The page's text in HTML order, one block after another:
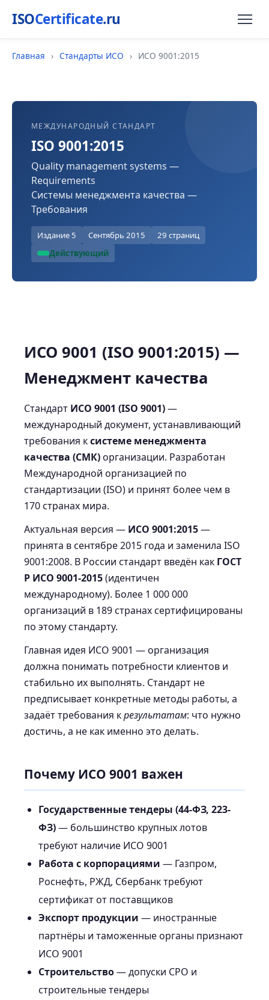
ISOCertificate.ru
Главная › Стандарты ИСО › ИСО 9001:2015
МЕЖДУНАРОДНЫЙ СТАНДАРТ
ISO 9001:2015
Quality management systems —
Requirements
Системы менеджмента качества —
Требования
Издание 5 Сентябрь 2015
29 страниц
Действующий
ИСО 9001 (ISO 9001:2015) —
Менеджмент качества
Стандарт ИСО 9001 (ISO 9001)—
международный документ, устанавливающий
требования ксистеме менеджмента
качества (СМК)организации. Разработан
Международной организацией по
стандартизации (ISO) и принят более чем в
170 странах мира.
Актуальная версия — ИСО 9001:2015—
принята в сентябре 2015 года и заменила ISO
9001:2008. В России стандарт введён как ГОСТ
Р ИСО 9001-2015(идентичен
международному). Более 1 000 000
организаций в 189 странах сертифицированы
по этому стандарту.
Главная идея ИСО 9001 — организация
должна понимать потребности клиентов и
стабильно их выполнять. Стандарт не
предписывает конкретные методы работы, а
задаёт требования крезультатам: что нужно
достичь, а не как именно это делать.
Почему ИСО 9001 важен
Государственные тендеры (44-ФЗ, 223-
ФЗ)— большинство крупных лотов
требуют наличие ИСО 9001
Работа с корпорациями — Газпром,
Роснефть, РЖД, Сбербанк требуют
сертификат от поставщиков
Экспорт продукции — иностранные
партнёры и таможенные органы признают
ИСО 9001
Строительство— допуски СРО и
строительные тендеры